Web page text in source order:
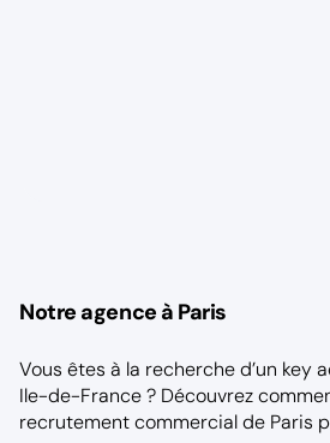
Notre agence à Paris
Vous êtes à la recherche d’un key
Ile-de-France ? Découvrez
recrutement commercial de Paris